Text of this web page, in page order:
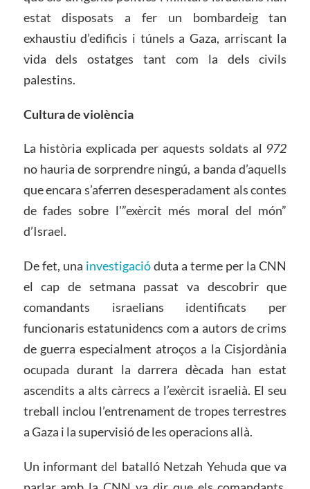
estat disposats a fer un bombardeig tan
exhaustiu d’edificis i túnels a Gaza, arriscant la
vida dels ostatges tant com la dels civils
palestins.
Cultura de violència
La història explicada per aquests soldats al 972
no hauria de sorprendre ningú, a banda d’aquells
que encara s’aferren desesperadament als contes
de fades sobre l'”exèrcit més moral del món”
d’Israel.
De fet, una investigacióduta a terme per la CNN
el cap de setmana passat va descobrir que
comandants israelians identificats per
funcionaris estatunidencs com a autors de crims
de guerra especialment atroços a la Cisjordània
ocupada durant la darrera dècada han estat
ascendits a alts càrrecs a l’exèrcit israelià. El seu
treball inclou l’entrenament de tropes terrestres
a Gaza i la supervisió de les operacions allà.
Un informant del batalló Netzah Yehuda que va